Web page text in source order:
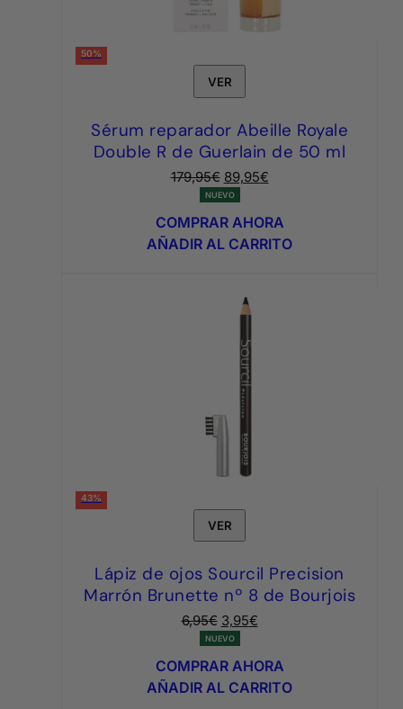
50%
VER
Sérum reparador Abeille Royale
Double R de Guerlain de 50 ml
179,95€ El
precio
original
era:
179,95€.
89,95€El
actual
es:
89,95€.
NUEVO
COMPRAR AHORA
AÑADIR AL CARRITO
43%
VER
Lápiz de ojos Sourcil Precision
Marrón Brunette nº 8 de Bourjois
6,95€ El
precio
original
era:
6,95€.
3,95€El
actual
es:
3,95€.
NUEVO
COMPRAR AHORA
AÑADIR AL CARRITO